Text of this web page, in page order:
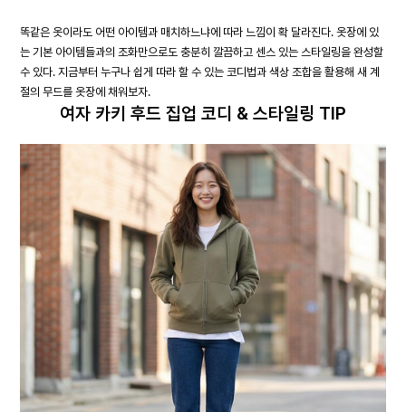
똑같은 옷이라도 어떤 아이템과 매치하느냐에 따라 느낌이 확 달라진다. 옷장에 있
는 기본 아이템들과의 조화만으로도 충분히 깔끔하고 센스 있는 스타일링을 완성할
수 있다. 지금부터 누구나 쉽게 따라 할 수 있는 코디법과 색상 조합을 활용해 새 계
절의 무드를 옷장에 채워보자.
여자 카키 후드 집업 코디 & 스타일링 TIP